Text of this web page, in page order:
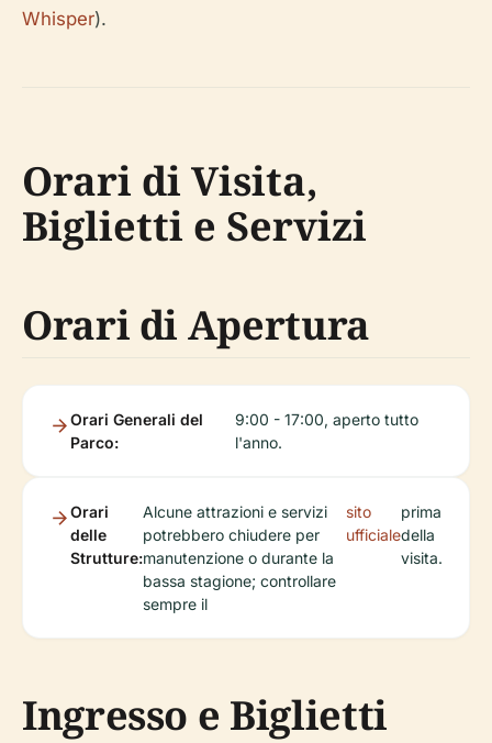
Whisper).
Orari di Visita,
Biglietti e Servizi
Orari di Apertura
Orari Generali del
Parco:
9:00 - 17:00, aperto tutto
l'anno.
Orari
delle
Strutture:
Alcune attrazioni e servizi
potrebbero chiudere per
manutenzione o durante la
bassa stagione; controllare
sempre il
sito
ufficiale
prima
della
visita.
Ingresso e Biglietti